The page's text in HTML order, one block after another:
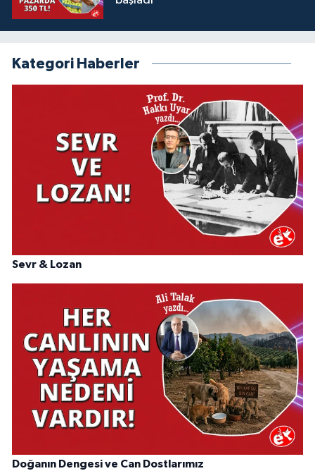
Kategori Haberler
Sevr & Lozan
Doğanın Dengesi ve Can Dostlarımız